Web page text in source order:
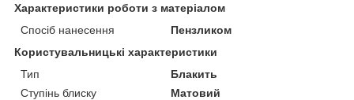
Характеристики роботи з матеріалом
Спосіб нанесення
Пензликом
Користувальницькі характеристики
Тип
Блакить
Ступінь блиску
Матовий